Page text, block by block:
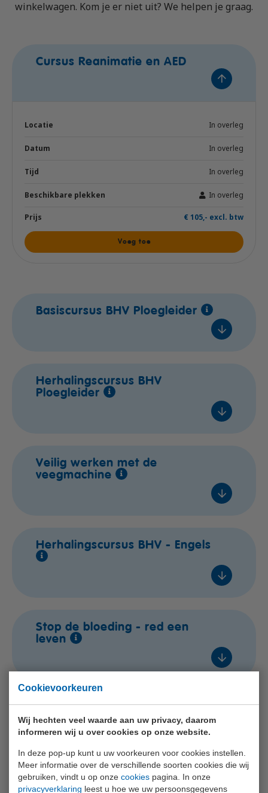
Cookievoorkeuren
Wij hechten veel waarde aan uw privacy, daarom
informeren wij u over cookies op onze website.
In deze pop-up kunt u uw voorkeuren voor cookies instellen.
Meer informatie over de verschillende soorten cookies die wij
gebruiken, vindt u op onze cookies pagina. In onze
privacyverklaring leest u hoe we uw persoonsgegevens
winkelwagen. Kom je er niet uit? We helpen je graag.
Cursus Reanimatie en AED
In overleg
In overleg
In overleg
In overleg
€ 105,- excl. btw
Voeg toe
Basiscursus BHV Ploegleider
ma 21 sep. 2026
Lestijden
In overleg
€ 525,- excl. btw
Voeg toe
Herhalingscursus BHV
Ploegleider
do 01 okt. 2026
Lestijden
€ 325,- excl. btw
In overleg
In overleg
€ 325,- excl. btw
Voeg toe
Veilig werken met de
veegmachine
In overleg
In overleg
€ 310,- excl. btw
Herhalingscursus BHV - Engels
wo 14 okt. 2026
Lestijden
Voeg toe
Stop de bloeding - red een
leven
In overleg
In overleg
In overleg
en kinderen
In overleg